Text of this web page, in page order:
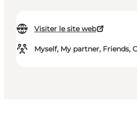
Visiter le site web
Myself, My partner, Friends,